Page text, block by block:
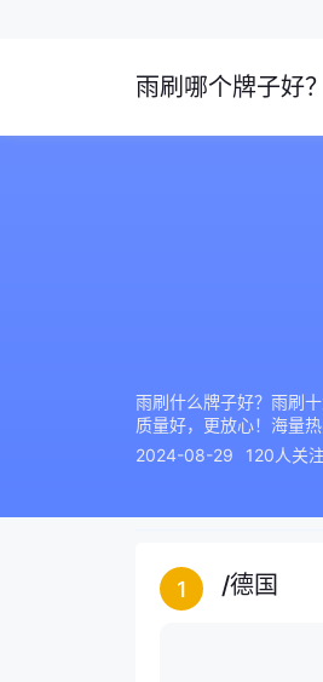
雨刷哪个牌子好
雨刷什么牌子好？雨刷
质量好，更放心！海量
2024-08-29
120人关注
1 /德国